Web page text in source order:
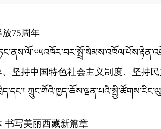
75周年
坚持中国特色社会主义制度、坚持
书写美丽西藏新篇章